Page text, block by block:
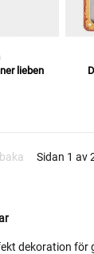
lieben
Sidan 1 av
dekoration för